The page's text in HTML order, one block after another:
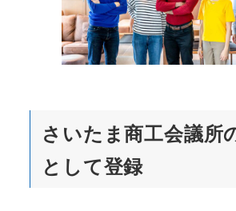
さいたま商工会議所
として登録